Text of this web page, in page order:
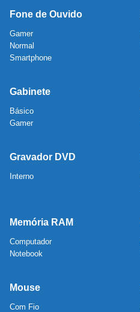
Fone de Ouvido
Gamer
Normal
Smartphone
Gabinete
Básico
Gamer
Gravador DVD
Interno
Memória RAM
Computador
Notebook
Mouse
Com Fio